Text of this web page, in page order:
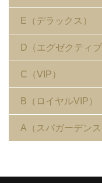
E（デラックス）
D（エグゼクティブ
C（VIP）
B（ロイヤルVIP）
A（スパガーデンス